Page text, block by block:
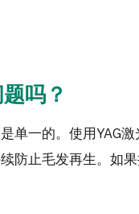
吗？
单一的。使用YAG
防止毛发再生。如